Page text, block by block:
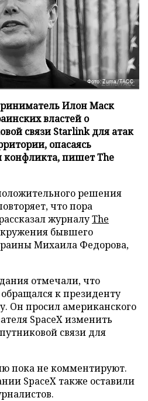
Фото: Zuma/ТАСС
Илон Маск
властей о
связи Starlink для атак
опасаясь
конфликта, пишет The
решения
что пора
журналуThe
бывшего
Михаила Федорова,
отмечали, что
к президенту
Он просил американского
SpaceX изменить
связи для
пока не комментируют.
SpaceX также оставили